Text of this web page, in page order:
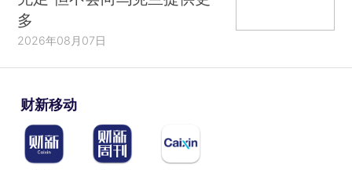
多
2026年08月07日
财新移动